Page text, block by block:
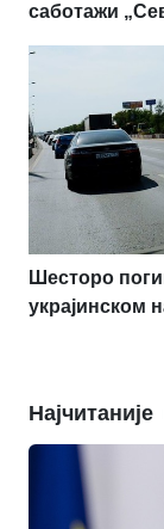
саботажи
Шесторо
украјинском
Најчитаније